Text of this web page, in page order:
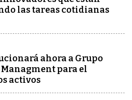
las tareas cotidianas
ahora a Grupo
para el
activos